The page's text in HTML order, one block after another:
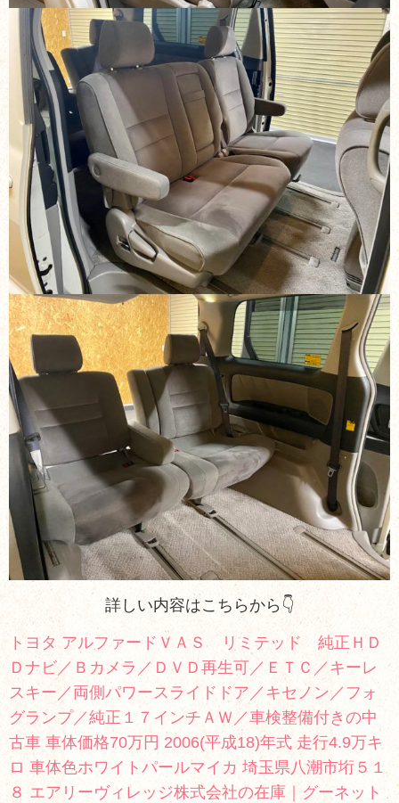
詳しい内容はこちらから👇
トヨタ アルファードＶＡＳ リミテッド 純正ＨＤ
Ｄナビ／Ｂカメラ／ＤＶＤ再生可／ＥＴＣ／キーレ
スキー／両側パワースライドドア／キセノン／フォ
グランプ／純正１７インチＡＷ／車検整備付きの中
古車 車体価格70万円 2006(平成18)年式 走行4.9万キ
ロ 車体色ホワイトパールマイカ 埼玉県八潮市垳５１
８ エアリーヴィレッジ株式会社の在庫｜グーネット